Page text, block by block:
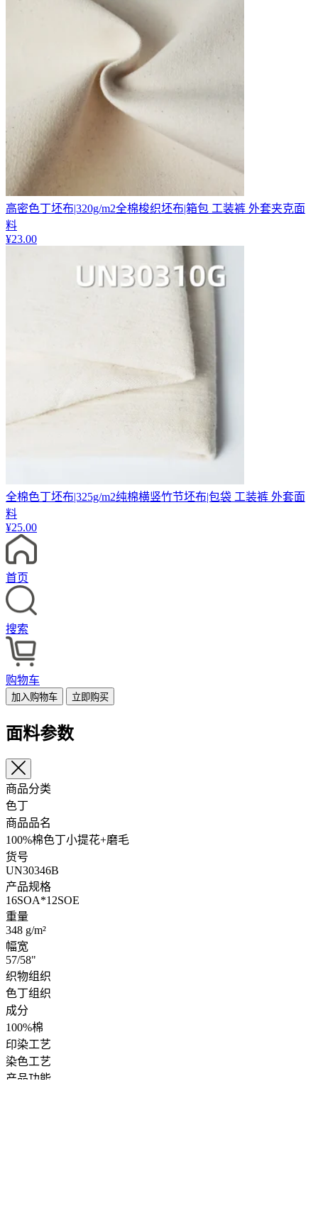
高密色丁坯布|320g/m2全棉梭织坯布|箱包 工装裤 外套夹克面
料
¥23.00
全棉色丁坯布|325g/m2纯棉横竖竹节坯布|包袋 工装裤 外套面
料
¥25.00
首页
搜索
购物车
加入购物车 立即购买
面料参数
商品分类
色丁
商品品名
100%棉色丁小提花+磨毛
货号
UN30346B
产品规格
16SOA*12SOE
重量
348 g/m²
幅宽
57/58"
织物组织
色丁组织
成分
100%棉
印染工艺
染色工艺
产品功能